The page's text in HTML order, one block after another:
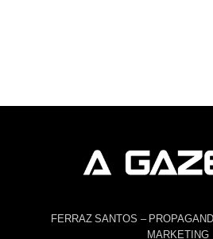
FERRAZ SANTOS –
MARKETING